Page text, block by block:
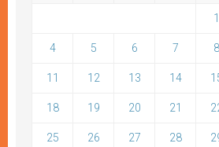
1
4 5 6 7 8
11 12 13 14
18 19 20 21
25 26 27 28